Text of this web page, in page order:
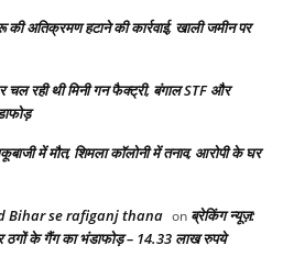
की अतिक्रमण हटाने की कार्रवाई, खाली जमीन पर
चल रही थी मिनी गन फैक्ट्री, बंगाल STF और
में मौत, शिमला कॉलोनी में तनाव, आरोपी के घर
Bihar se rafiganj thana on ब्रेकिंग न्यूज़:
ठगों के गैंग का भंडाफोड़ – 14.33 लाख रुपये